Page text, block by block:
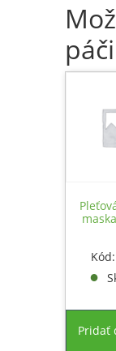
Pridať